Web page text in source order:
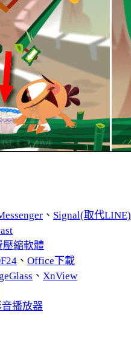
、 Signal(取代LINE)
壓縮軟體
、 Office下載
、 XnView
音播放器